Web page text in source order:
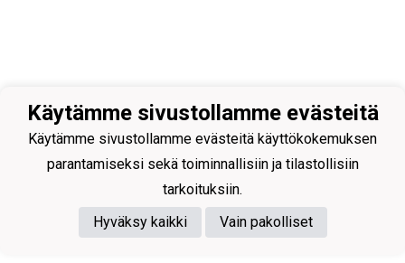
Käytämme sivustollamme evästeitä
Käytämme sivustollamme evästeitä käyttökokemuksen
parantamiseksi sekä toiminnallisiin ja tilastollisiin
tarkoituksiin.
Hyväksy kaikki
Vain pakolliset